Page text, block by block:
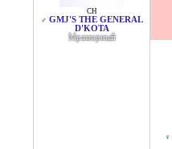
CH
♂ GMJ'S THE GENERAL
D'KOTA
Мраморный
♀